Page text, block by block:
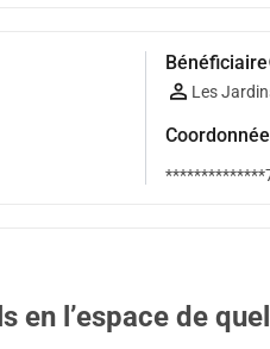
Bénéficiaire
Les
en l’espace de